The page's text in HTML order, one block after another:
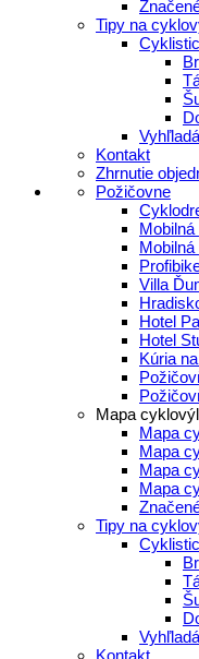
Tipy na
Kontakt
Zhrnutie
Požičovne
Villa
Hotel
Hotel
Kúria
Mapa
Mapa
Mapa
Mapa
Mapa
Tipy na